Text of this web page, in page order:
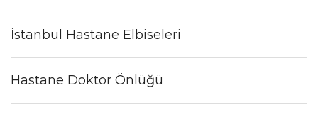
İstanbul Hastane Elbiseleri
Hastane Doktor Önlüğü